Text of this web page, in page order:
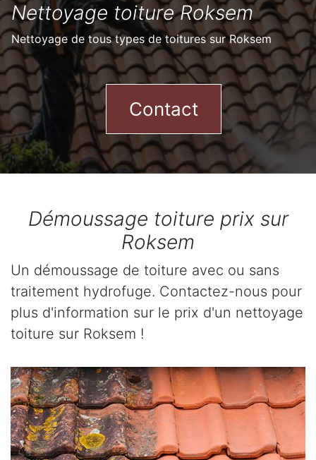
Nettoyage toiture Roksem
Nettoyage de tous types de toitures sur Roksem
Contact
Démoussage toiture prix sur
Roksem
Un démoussage de toiture avec ou sans
traitement hydrofuge. Contactez-nous pour
plus d'information sur le prix d'un nettoyage
toiture sur Roksem !